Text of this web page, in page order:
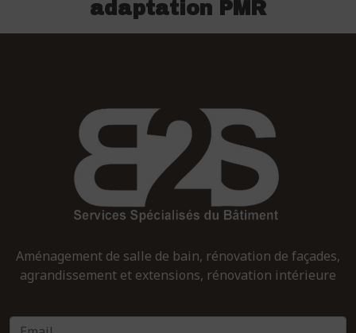
adaptation PMR
Aménagement de salle de bain, rénovation de façades,
agrandissement et extensions, rénovation intérieure